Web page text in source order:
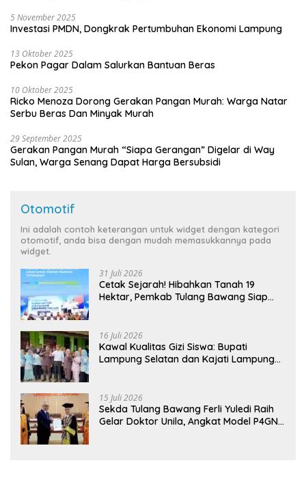
5 November 2025
Investasi PMDN, Dongkrak Pertumbuhan Ekonomi Lampung
13 Oktober 2025
Pekon Pagar Dalam Salurkan Bantuan Beras
10 Oktober 2025
Ricko Menoza Dorong Gerakan Pangan Murah: Warga Natar
Serbu Beras Dan Minyak Murah
29 September 2025
Gerakan Pangan Murah “Siapa Gerangan” Digelar di Way
Sulan, Warga Senang Dapat Harga Bersubsidi
Otomotif
Ini adalah contoh keterangan untuk widget dengan kategori
otomotif, anda bisa dengan mudah memasukkannya pada
widget.
31 Juli 2026
Cetak Sejarah! Hibahkan Tanah 19
Hektar, Pemkab Tulang Bawang Siap
16 Juli 2026
Kawal Kualitas Gizi Siswa: Bupati
Lampung Selatan dan Kajati Lampung
15 Juli 2026
Sekda Tulang Bawang Ferli Yuledi Raih
Gelar Doktor Unila, Angkat Model P4GN